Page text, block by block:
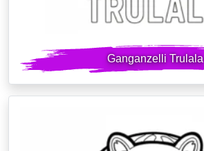
Ganganzelli Trulala